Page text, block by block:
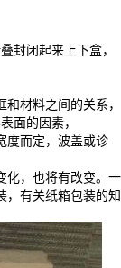
闭起来上下盒，
材料之间的关系，
面的因素，
而定，波盖或诊
，也将有改变。一
，有关纸箱包装的知